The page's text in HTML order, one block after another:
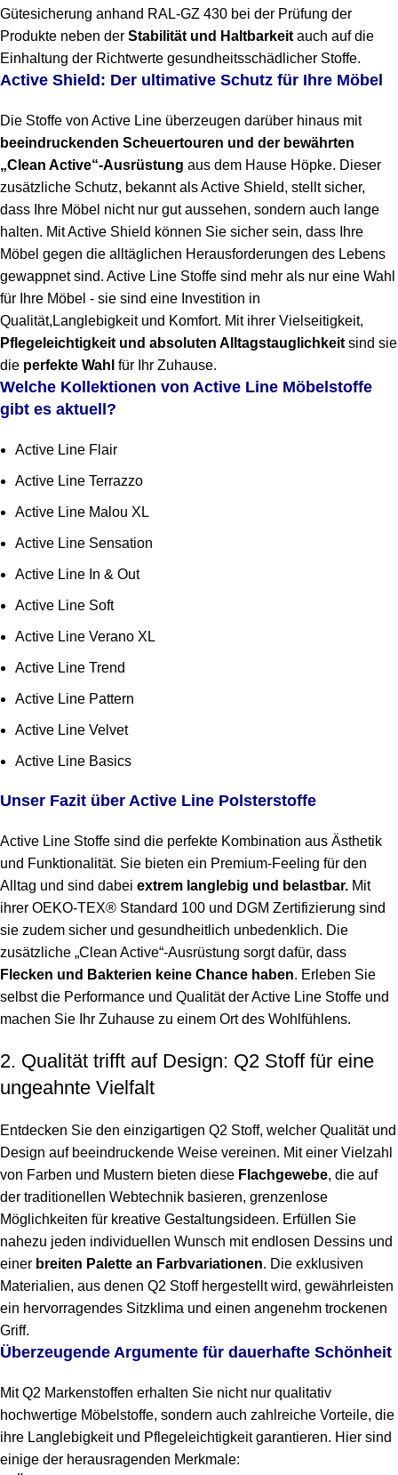
Gütesicherung anhand RAL-GZ 430 bei der Prüfung der
Produkte neben der Stabilität und Haltbarkeit auch auf die
Einhaltung der Richtwerte gesundheitsschädlicher Stoffe.
Active Shield: Der ultimative Schutz für Ihre Möbel
Die Stoffe von Active Line überzeugen darüber hinaus mit
beeindruckenden Scheuertouren und der bewährten
„Clean Active“-Ausrüstung aus dem Hause Höpke. Dieser
zusätzliche Schutz, bekannt als Active Shield, stellt sicher,
dass Ihre Möbel nicht nur gut aussehen, sondern auch lange
halten. Mit Active Shield können Sie sicher sein, dass Ihre
Möbel gegen die alltäglichen Herausforderungen des Lebens
gewappnet sind. Active Line Stoffe sind mehr als nur eine Wahl
für Ihre Möbel - sie sind eine Investition in
Qualität,Langlebigkeit und Komfort. Mit ihrer Vielseitigkeit,
Pflegeleichtigkeit und absoluten Alltagstauglichkeit sind sie
die perfekte Wahl für Ihr Zuhause.
Welche Kollektionen von Active Line Möbelstoffe
gibt es aktuell?
Active Line Flair
Active Line Terrazzo
Active Line Malou XL
Active Line Sensation
Active Line In & Out
Active Line Soft
Active Line Verano XL
Active Line Trend
Active Line Pattern
Active Line Velvet
Active Line Basics
Unser Fazit über Active Line Polsterstoffe
Active Line Stoffe sind die perfekte Kombination aus Ästhetik
und Funktionalität. Sie bieten ein Premium-Feeling für den
Alltag und sind dabei extrem langlebig und belastbar. Mit
ihrer OEKO-TEX® Standard 100 und DGM Zertifizierung sind
sie zudem sicher und gesundheitlich unbedenklich. Die
zusätzliche „Clean Active“-Ausrüstung sorgt dafür, dass
Flecken und Bakterien keine Chance haben. Erleben Sie
selbst die Performance und Qualität der Active Line Stoffe und
machen Sie Ihr Zuhause zu einem Ort des Wohlfühlens.
2. Qualität trifft auf Design: Q2 Stoff für eine
ungeahnte Vielfalt
Entdecken Sie den einzigartigen Q2 Stoff, welcher Qualität und
Design auf beeindruckende Weise vereinen. Mit einer Vielzahl
von Farben und Mustern bieten diese Flachgewebe, die auf
der traditionellen Webtechnik basieren, grenzenlose
Möglichkeiten für kreative Gestaltungsideen. Erfüllen Sie
nahezu jeden individuellen Wunsch mit endlosen Dessins und
einer breiten Palette an Farbvariationen. Die exklusiven
Materialien, aus denen Q2 Stoff hergestellt wird, gewährleisten
ein hervorragendes Sitzklima und einen angenehm trockenen
Griff.
Überzeugende Argumente für dauerhafte Schönheit
Mit Q2 Markenstoffen erhalten Sie nicht nur qualitativ
hochwertige Möbelstoffe, sondern auch zahlreiche Vorteile, die
ihre Langlebigkeit und Pflegeleichtigkeit garantieren. Hier sind
einige der herausragenden Merkmale: